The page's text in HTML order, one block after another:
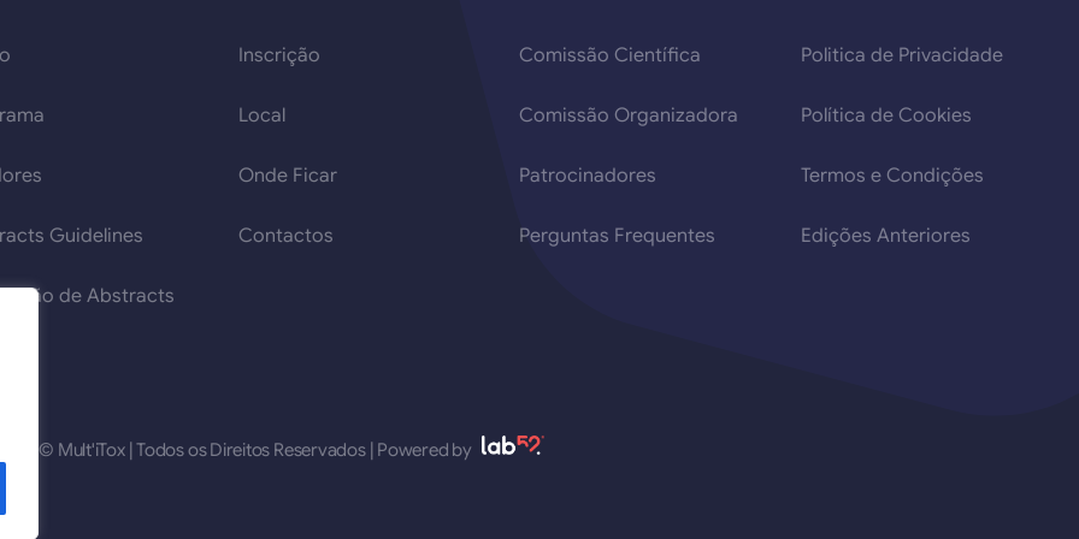
Guidelines
de Abstracts
Inscrição
Local
Onde Ficar
Contactos
Comissão Científica
Comissão Organizadora
Patrocinadores
Perguntas Frequentes
Politica de Privacidade
Política de Cookies
Termos e Condições
Edições Anteriores
© Mult'iTox | Todos os Direitos Reservados | Powered by